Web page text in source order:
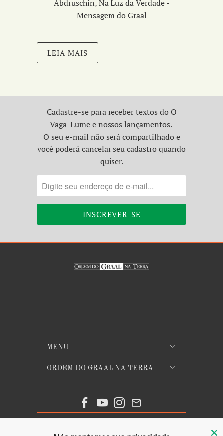
Abdruschin, Na Luz da Verdade -
Mensagem do Graal
LEIA MAIS
Cadastre-se para receber textos do O
Vaga-Lume e nossos lançamentos.
O seu e-mail não será compartilhado e
você poderá cancelar seu cadastro quando
quiser.
MENU
ORDEM DO GRAAL NA TERRA